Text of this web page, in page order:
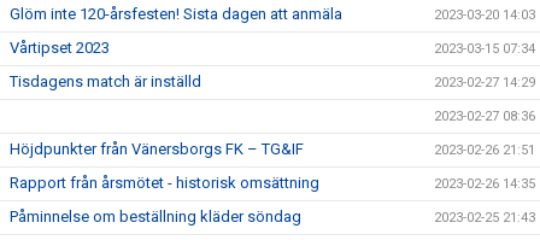
Glöm inte 120-årsfesten! Sista dagen att anmäla 2023-03-20 14:03
Vårtipset 2023 2023-03-15 07:34
Tisdagens match är inställd 2023-02-27 14:29
2023-02-27 08:36
Höjdpunkter från Vänersborgs FK – TG&IF 2023-02-26 21:51
Rapport från årsmötet - historisk omsättning 2023-02-26 14:35
Påminnelse om beställning kläder söndag 2023-02-25 21:43